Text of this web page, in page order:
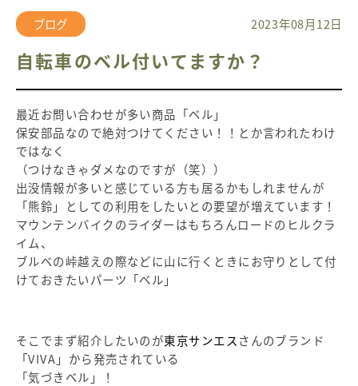
ブログ 2023年08月12日
自転車のベル付いてますか？
最近お問い合わせが多い商品「ベル」
保安部品なので絶対つけてください！！とか言われたわけ
ではなく
（つけなきゃダメなのですが（笑））
出没情報が多いと感じている方も居るかもしれませんが
「熊鈴」としての利用をしたいとの要望が増えています！
マウンテンバイクのライダーはもちろんロードのヒルクラ
イム、
ブルべの峠越えの際などに山に行くときにお守りとして付
けておきたいパーツ「ベル」
そこでまず紹介したいのが東京サンエス さんのブランド
「VIVA」から発売されている
「気づきベル」！